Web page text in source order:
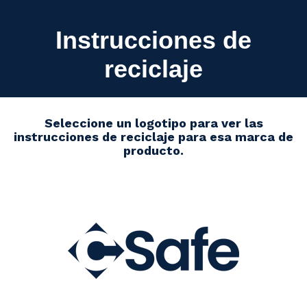
Instrucciones de
reciclaje
Seleccione un logotipo para ver las
instrucciones de reciclaje para esa marca de
producto.